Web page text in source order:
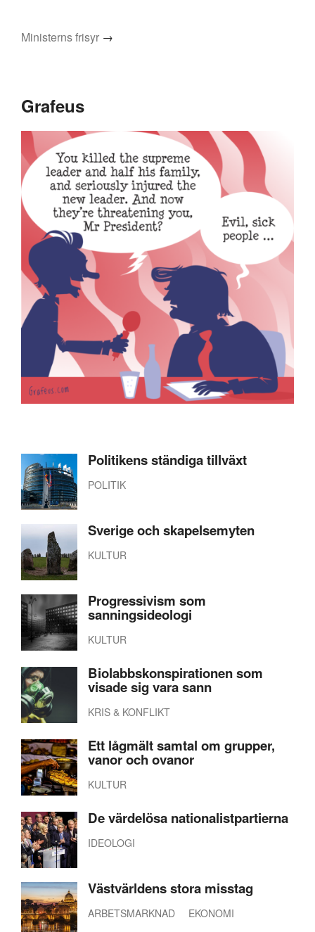
Ministerns frisyr →
Grafeus
Politikens ständiga tillväxt
POLITIK
Sverige och skapelsemyten
KULTUR
Progressivism som
sanningsideologi
KULTUR
Biolabbskonspirationen som
visade sig vara sann
KRIS & KONFLIKT
Ett lågmält samtal om grupper,
vanor och ovanor
KULTUR
De värdelösa nationalistpartierna
IDEOLOGI
Västvärldens stora misstag
ARBETSMARKNAD EKONOMI